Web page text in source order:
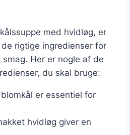
med hvidløg, er
rigtige ingredienser for
Her er nogle af de
du skal bruge:
er essentiel for
hvidløg giver en